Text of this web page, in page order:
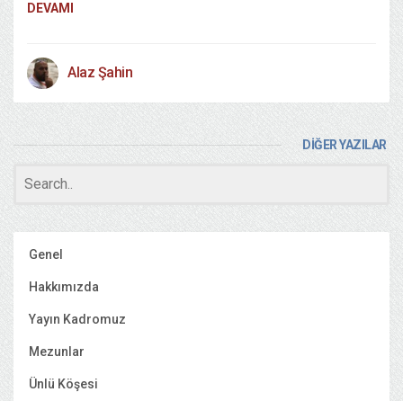
DEVAMI
Alaz Şahin
DİĞER YAZILAR
Genel
Hakkımızda
Yayın Kadromuz
Mezunlar
Ünlü Köşesi